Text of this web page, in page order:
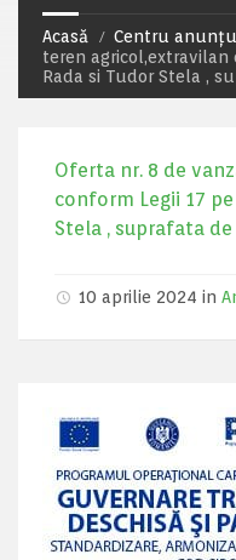
Acasă Centru
teren agricol,extravilan
Rada si Tudor Stela ,
Oferta nr. 8 de
conform Legii 17
Stela , suprafata de
10 aprilie 2024 in